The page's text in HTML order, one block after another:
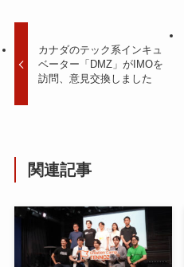
カナダのテック系インキュ
ベーター「DMZ」がIMOを
訪問、意見交換しました
関連記事